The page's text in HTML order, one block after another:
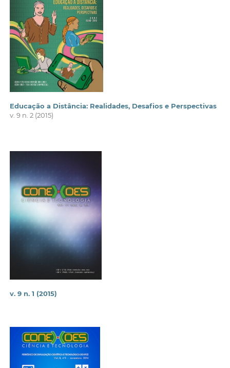
Educação a Distância: Realidades, Desafios e Perspectivas
v. 9 n. 2 (2015)
v. 9 n. 1 (2015)